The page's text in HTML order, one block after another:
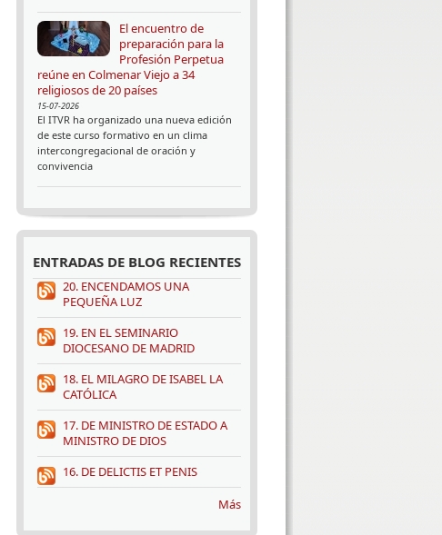
El encuentro de
preparación para la
Profesión Perpetua
reúne en Colmenar Viejo a 34
religiosos de 20 países
15-07-2026
El ITVR ha organizado una nueva edición
de este curso formativo en un clima
intercongregacional de oración y
convivencia
ENTRADAS DE BLOG RECIENTES
20. ENCENDAMOS UNA
PEQUEÑA LUZ
19. EN EL SEMINARIO
DIOCESANO DE MADRID
18. EL MILAGRO DE ISABEL LA
CATÓLICA
17. DE MINISTRO DE ESTADO A
MINISTRO DE DIOS
16. DE DELICTIS ET PENIS
Más